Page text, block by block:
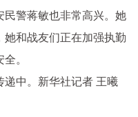
民警蒋敏也非常高兴。她
和战友们正在加强执勤
。
递中。新华社记者 王曦